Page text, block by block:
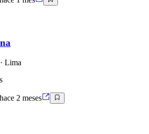
· Lima
hace 2 meses